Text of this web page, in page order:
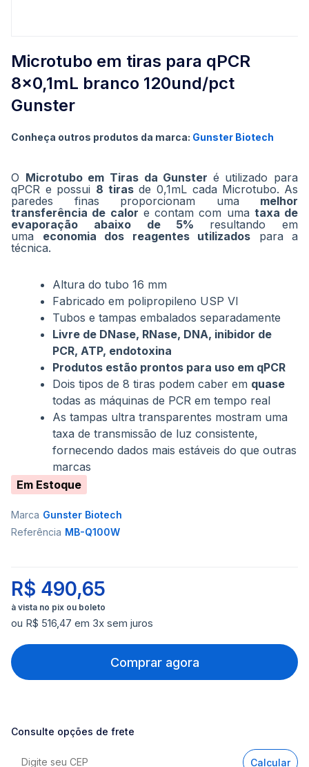
para
o
início
da
Galeria
imagens
Microtubo em tiras para qPCR
8x0,1mL branco 120und/pct
Gunster
Conheça outros produtos da marca: Gunster Biotech
O Microtubo em Tiras da Gunster é utilizado para
qPCR e possui 8 tirasde 0,1mL cada Microtubo. As
paredes finas proporcionam uma melhor
transferência de calor e contam com uma taxa de
evaporação abaixo de 5% resultando em
uma economia dos reagentes utilizados para a
técnica.
Altura do tubo 16 mm
Fabricado em polipropileno USP VI
Tubos e tampas embalados separadamente
Livre de DNase, RNase, DNA, inibidor de
PCR, ATP, endotoxina
Produtos estão prontos para uso em qPCR
Dois tipos de 8 tiras podem caber em quase
todas as máquinas de PCR em tempo real
As tampas ultra transparentes mostram uma
taxa de transmissão de luz consistente,
fornecendo dados mais estáveis do que outras
marcas
Em Estoque
Marca Gunster Biotech
Referência MB-Q100W
R$ 490,65
ou R$ 516,47 em 3x sem juros
Comprar agora
Consulte opções de frete
Calcular